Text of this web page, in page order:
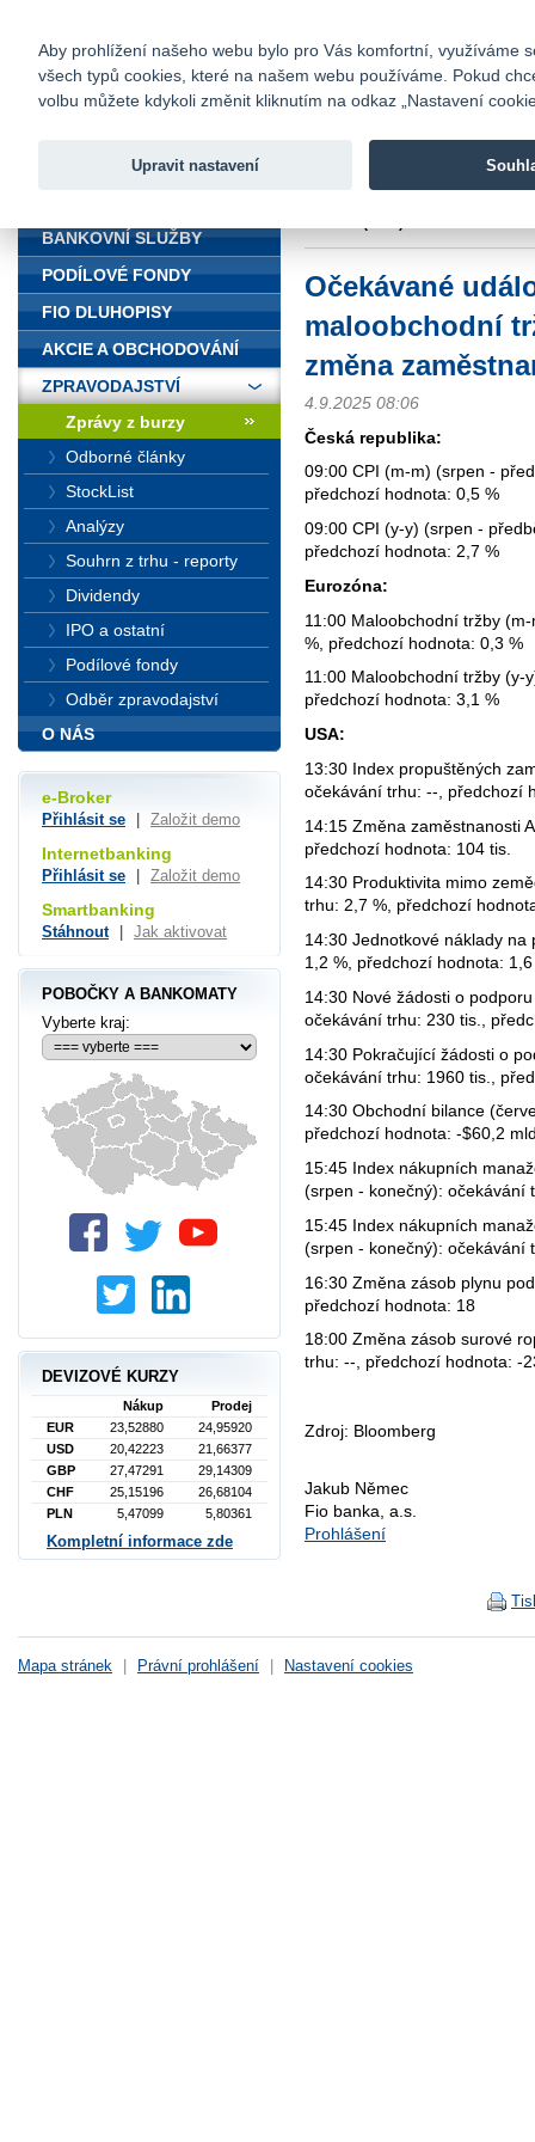
Fio banka
Fio banka
Očekávané
maloobchodní
změna
4.9.2025 08:06
Česká republika:
09:00 CPI (m-m) (srpen -
předchozí hodnota: 0,5 %
09:00 CPI (y-y) (srpen -
předchozí hodnota: 2,7 %
Eurozóna:
11:00 Maloobchodní tržby
%, předchozí hodnota: 0,3 %
11:00 Maloobchodní tržby (y-
předchozí hodnota: 3,1 %
USA:
13:30 Index propuštěných
očekávání trhu: --, předchozí
14:15 Změna zaměstnanosti
předchozí hodnota: 104 tis.
14:30 Produktivita mimo
trhu: 2,7 %, předchozí
14:30 Jednotkové náklady
1,2 %, předchozí hodnota: 1,6
14:30 Nové žádosti o
očekávání trhu: 230 tis.,
14:30 Pokračující žádosti o
očekávání trhu: 1960 tis.,
14:30 Obchodní bilance
předchozí hodnota: -$60,2
15:45 Index nákupních
(srpen - konečný): očekávání
15:45 Index nákupních
(srpen - konečný): očekávání
16:30 Změna zásob plynu
předchozí hodnota: 18
18:00 Změna zásob surové
trhu: --, předchozí hodnota: -
Zdroj: Bloomberg
Jakub Němec
Fio banka, a.s.
Prohlášení
BANKOVNÍ SLUŽBY
PODÍLOVÉ FONDY
FIO DLUHOPISY
AKCIE A OBCHODOVÁNÍ
ZPRAVODAJSTVÍ
Zprávy z burzy
Odborné články
StockList
Analýzy
Souhrn z trhu - reporty
Dividendy
IPO a ostatní
Podílové fondy
Odběr zpravodajství
O NÁS
e-Broker
Přihlásit se Založit demo
Internetbanking
Přihlásit se Založit demo
Smartbanking
Stáhnout Jak aktivovat
POBOČKY A BANKOMATY
Vyberte kraj:
DEVIZOVÉ KURZY
Nákup
Prodej
EUR
23,52880
24,95920
USD
20,42223
21,66377
GBP
27,47291
29,14309
CHF
25,15196
26,68104
PLN
5,47099 5,80361
Kompletní informace zde
Mapa stránek Právní prohlášení Nastavení cookies
Aby prohlížení našeho webu bylo pro Vás komfortní, využíváme
všech typů cookies, které na našem webu používáme. Pokud
volbu můžete kdykoli změnit kliknutím na odkaz „Nastavení
Upravit nastavení